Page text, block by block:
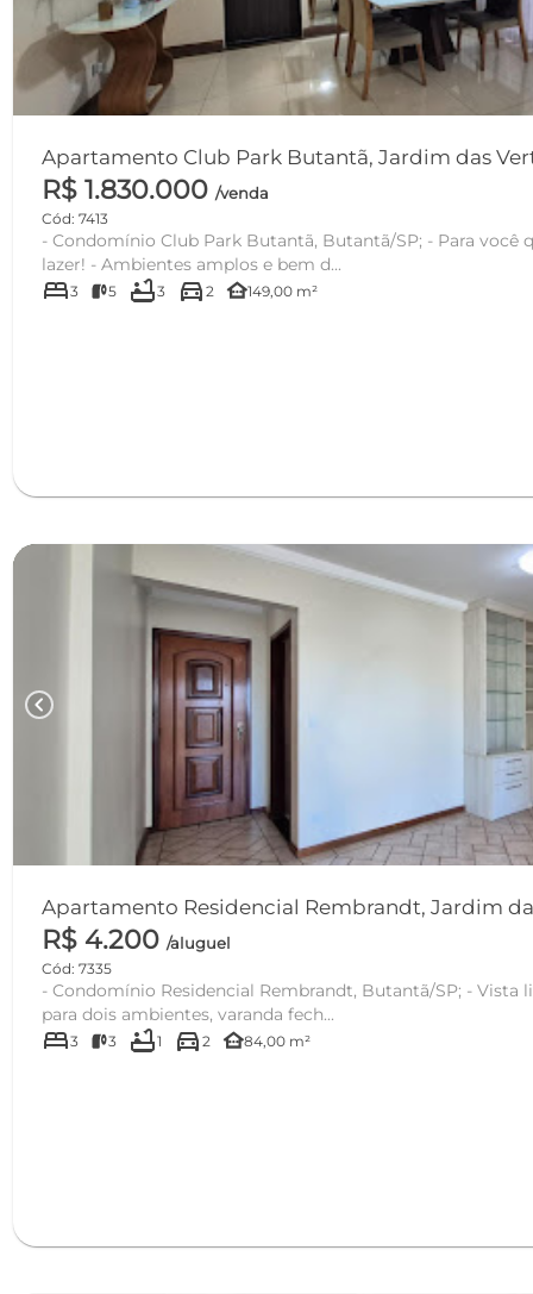
Apartamento Club Park Butantã, Jardim das
R$ 1.830.000 /venda
Cód: 7413
- Condomínio Club Park Butantã, Butantã/SP; - Para você que privilegia, conforto e
lazer! - Ambientes amplos e bem d...
bed3 5 bathtub3 directions_car 2 other_houses149,00 m²
chevron_left
Apartamento Residencial Rembrandt, Jardim
R$ 4.200 /aluguel
Cód: 7335
- Condomínio Residencial Rembrandt, Butantã/SP; - Vista livre, sol da manhã; - Sala
para dois ambientes, varanda fech...
bed3 3 bathtub1 directions_car 2 other_houses84,00 m²